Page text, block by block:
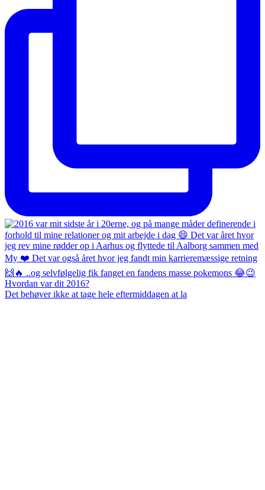
Det behøver ikke at tage hele eftermiddagen at la